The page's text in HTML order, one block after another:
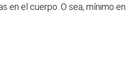
en el cuerpo. O sea, mínimo en